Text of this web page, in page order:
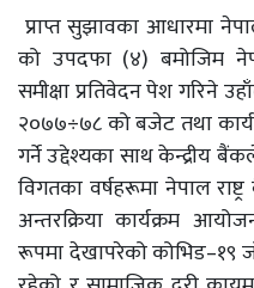
प्राप्त सुझावका आधारमा
को उपदफा (४) बमोजिम
समीक्षा प्रतिवेदन पेश गरिने
२०७७÷७८ को बजेट तथा
गर्ने उद्देश्यका साथ
विगतका वर्षहरूमा नेपाल
अन्तरक्रिया कार्यक्रम
रूपमा देखापरेको कोभिड–१९